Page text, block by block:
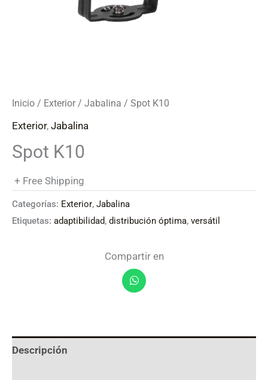
Inicio / Exterior / Jabalina / Spot K10
Exterior, Jabalina
Spot K10
+ Free Shipping
Categorías: Exterior, Jabalina
Etiquetas: adaptibilidad, distribución óptima, versátil
Compartir en
Descripción